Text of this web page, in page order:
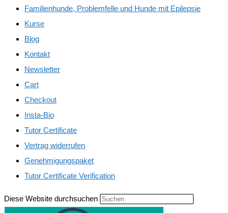
Familienhunde, Problemfelle und Hunde mit Epilepsie
Kurse
Blog
Kontakt
Newsletter
Cart
Checkout
Insta-Bio
Tutor Certificate
Vertrag widerrufen
Genehmigungspaket
Tutor Certificate Verification
Diese Website durchsuchen